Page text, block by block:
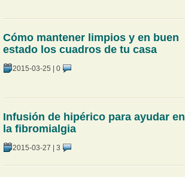
Cómo mantener limpios y en buen
estado los cuadros de tu casa
2015-03-25 | 0
Infusión de hipérico para ayudar en
la fibromialgia
2015-03-27 | 3